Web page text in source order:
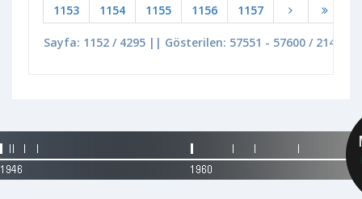
1153
1154 1155 1156 1157
Sayfa: 1152 / 4295 || Gösterilen: 57551 - 57600 / 214717